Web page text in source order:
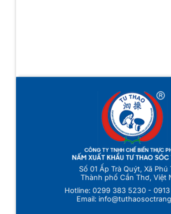
Số 01 Ấp Trà Quýt, Xã Phú
Thành phố Cần Thơ, Việt
Hotline: 0299 383 5230-
Email: